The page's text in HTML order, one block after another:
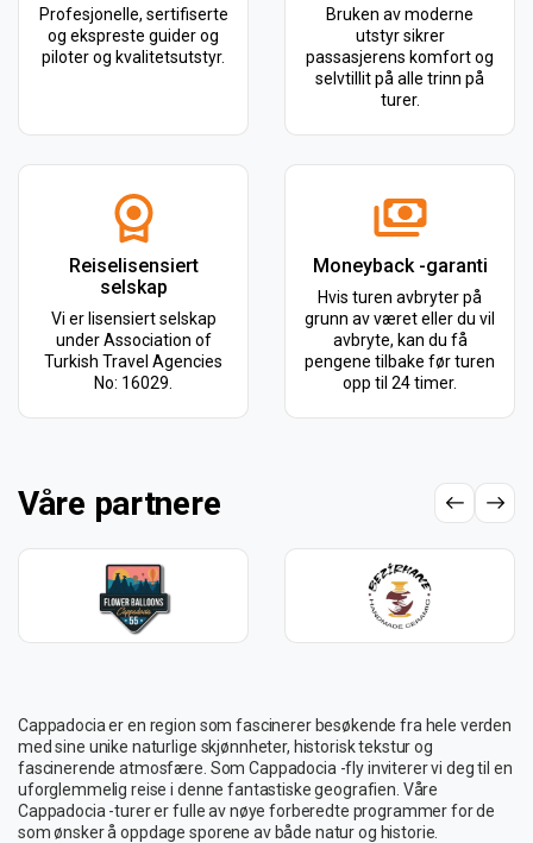
Profesjonelle, sertifiserte
og ekspreste guider og
piloter og kvalitetsutstyr.
Bruken av moderne
utstyr sikrer
passasjerens komfort og
selvtillit på alle trinn på
turer.
Reiselisensiert
selskap
Vi er lisensiert selskap
under Association of
Turkish Travel Agencies
No: 16029.
Moneyback -garanti
Hvis turen avbryter på
grunn av været eller du vil
avbryte, kan du få
pengene tilbake før turen
opp til 24 timer.
Våre partnere
Cappadocia er en region som fascinerer besøkende fra hele verden
med sine unike naturlige skjønnheter, historisk tekstur og
fascinerende atmosfære. Som Cappadocia -fly inviterer vi deg til en
uforglemmelig reise i denne fantastiske geografien. Våre
Cappadocia -turer er fulle av nøye forberedte programmer for de
som ønsker å oppdage sporene av både natur og historie.